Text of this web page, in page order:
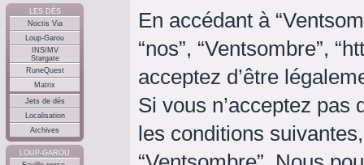
LES DÉS
Noctis Via
Loup-Garou
INS/MV
Stargate
RuneQuest
Matrix
Jets de dés
Localisation
Archives
LOUP-GAROU
En accédant à
“nos”, “Ventsombre”,
acceptez d’être
Si vous n’acceptez pas
les conditions